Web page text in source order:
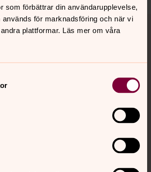
som förbättrar din användarupplevelse,
för marknadsföring och när vi
plattformar. Läs mer om våra